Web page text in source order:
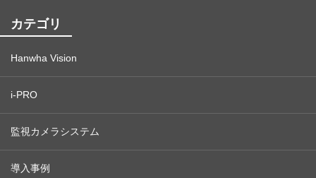
カテゴリ
Hanwha Vision
i-PRO
監視カメラシステム
導入事例